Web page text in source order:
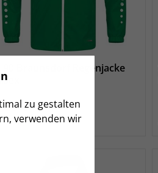
zu gestalten
verwenden wir
90 Braunsdorf Regenjacke
€
MwSt. zzgl. Versand